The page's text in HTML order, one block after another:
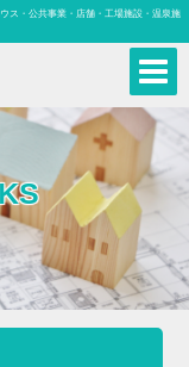
ス・公共事業・店舗・工場施設・温泉施